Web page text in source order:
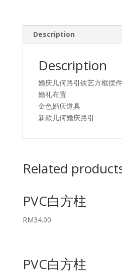
Description
Description
婚庆几何路引铁艺方框摆件
婚礼布置
金色婚庆道具
新款几何婚庆路引
Related
PVC白方柱
RM34.00
PVC白方柱